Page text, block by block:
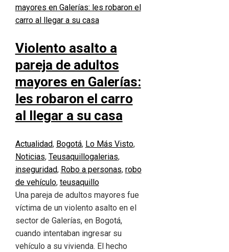
Violento asalto a
pareja de adultos
mayores en Galerías:
les robaron el carro
al llegar a su casa
Actualidad, Bogotá, Lo Más Visto,
Noticias, Teusaquillogalerias,
inseguridad, Robo a personas, robo
de vehículo, teusaquillo
Una pareja de adultos mayores fue
víctima de un violento asalto en el
sector de Galerías, en Bogotá,
cuando intentaban ingresar su
vehículo a su vivienda. El hecho